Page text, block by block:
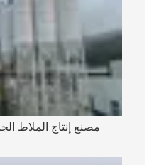
مصنع إنتاج الملاط